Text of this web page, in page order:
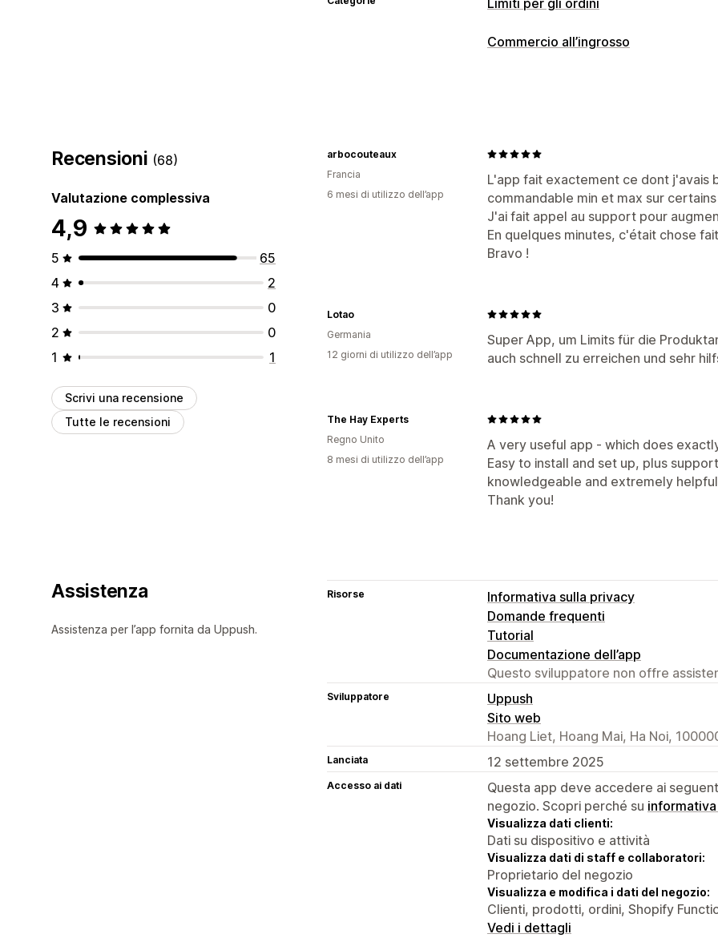
Regole sui limiti
Impostazioni delle notifiche
Avvisi nel carrello Avvisi al check-out
Pop-up Branding personalizzato
Traduzione
Commercio all’ingrosso
Gestione degli ordini
Minimi d’ordine Limiti degli ordini
Opzioni di spedizione Multivaluta
Recensioni (68)
Valutazione complessiva
4,9
5
65
4
2
3
0
2
0
1
1
Scrivi una recensione
Tutte le recensioni
L'app fait exactement ce dont j'avais
commandable min et max sur
J'ai fait appel au support pour
En quelques minutes, c'était chose
Bravo !
arbocouteaux
Francia
6 mesi di utilizzo dell’app
Super App, um Limits für die
auch schnell zu erreichen und sehr
Lotao
Germania
12 giorni di utilizzo dell’app
A very useful app - which does
Easy to install and set up, plus
knowledgeable and extremely
Thank you!
The Hay Experts
Regno Unito
8 mesi di utilizzo dell’app
Assistenza
Assistenza per l’app fornita da Uppush.
Risorse
Informativa sulla privacy
Domande frequenti
Tutorial
Documentazione dell’app
Questo sviluppatore non offre
Sviluppatore
Uppush
Sito web
Hoang Liet, Hoang Mai, Ha Noi,
Lanciata 12 settembre 2025
Accesso ai dati
Questa app deve accedere ai
negozio. Scopri perché su
Visualizza dati clienti:
Dati su dispositivo e attività
Visualizza dati di staff e collaboratori:
Proprietario del negozio
Visualizza e modifica i dati del negozio:
Clienti, prodotti, ordini, Shopify
Vedi i dettagli